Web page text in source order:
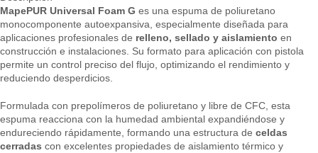
MapePUR Universal Foam G es una espuma de poliuretano
monocomponente autoexpansiva, especialmente diseñada para
aplicaciones profesionales de relleno, sellado y aislamiento en
construcción e instalaciones. Su formato para aplicación con pistola
permite un control preciso del flujo, optimizando el rendimiento y
reduciendo desperdicios.
Formulada con prepolímeros de poliuretano y libre de CFC, esta
espuma reacciona con la humedad ambiental expandiéndose y
endureciendo rápidamente, formando una estructura de celdas
cerradas con excelentes propiedades de aislamiento térmico y